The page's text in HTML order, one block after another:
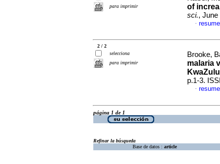
para imprimir
of
sci., June
·
2 / 2
selecciona
para imprimir
Brooke,
malaria
p.1-3.
·
página 1 de 1
Refinar la búsqueda
Base de datos : article